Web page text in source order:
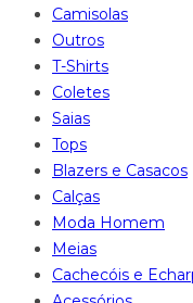
Camisolas
Outros
T-Shirts
Coletes
Saias
Tops
Blazers e Casacos
Calças
Moda Homem
Meias
Cachecóis e